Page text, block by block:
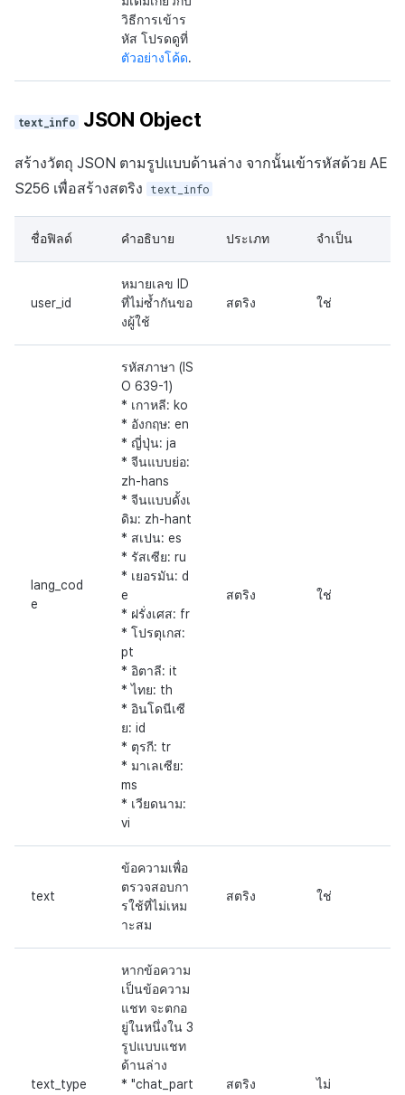
วิธีการเข้าร
หัส โปรดดูที่
ตัวอย่างโค้ด.
text_info JSON Object
สร้างวัตถุ JSON ตามรูปแบบด้านล่าง จากนั้นเข้ารหัสด้วย AE
S256 เพื่อสร้างสตริง
text_info
ชื่อฟิลด์ คำอธิบาย ประเภท จำเป็น
user_id
หมายเลข ID
ที่ไม่ซ้ำกันขอ
งผู้ใช้
สตริง ใช่
lang_cod
e
รหัสภาษา (IS
O 639-1)
* เกาหลี: ko
* อังกฤษ: en
* ญี่ปุ่น: ja
* จีนแบบย่อ:
zh-hans
* จีนแบบดั้งเ
ดิม: zh-hant
* สเปน: es
* รัสเซีย: ru
* เยอรมัน: d
e
* ฝรั่งเศส: fr
* โปรตุเกส:
pt
* อิตาลี: it
* ไทย: th
* อินโดนีเซี
ย: id
* ตุรกี: tr
* มาเลเซีย:
ms
* เวียดนาม:
vi
สตริง ใช่
text
ข้อความเพื่อ
ตรวจสอบกา
รใช้ที่ไม่เหม
าะสม
สตริง ใช่
text_type
หากข้อความ
เป็นข้อความ
แชท จะตกอ
ยู่ในหนึ่งใน 3
รูปแบบแชท
ด้านล่าง
* "chat_part
สตริง ไม่